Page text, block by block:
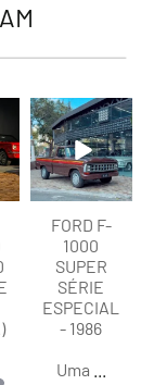
lart.br
Ago 7
FORD F-
1000
SUPER
SÉRIE
ESPECIAL
- 1986
Uma